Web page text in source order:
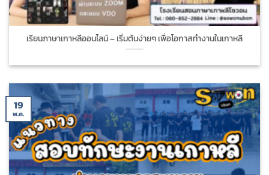
เรียนภาษาเกาหลีออนไลน์ – เริ่มต้นง่ายๆ เพื่อโอกาสทำงานในเกาหลี
19
พ.ค.